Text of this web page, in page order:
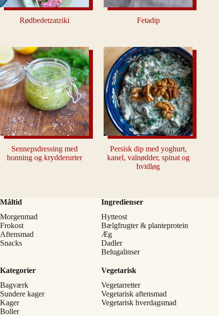
Rødbedetzatziki Fetadip
Sennepsdressing med
honning og krydderurter
Persisk dip med yoghurt,
kanel, valnødder, spinat og
hvidløg
Måltid
Morgenmad
Frokost
Aftensmad
Snacks
Ingredienser
Hytteost
Bælgfrugter & planteprotein
Æg
Dadler
Belugalinser
Kategorier
Bagværk
Sundere kager
Kager
Boller
Vegetarisk
Vegetarretter
Vegetarisk aftensmad
Vegetarisk hverdagsmad